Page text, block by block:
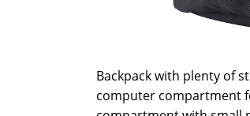
Backpack with plenty of
computer compartment